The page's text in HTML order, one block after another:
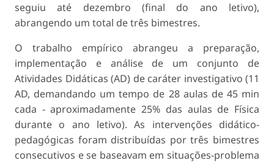
seguiu até dezembro (final do ano letivo),
abrangendo um total de três bimestres.
O trabalho empírico abrangeu a preparação,
implementação e análise de um conjunto de
Atividades Didáticas (AD) de caráter investigativo (11
AD, demandando um tempo de 28 aulas de 45 min
cada - aproximadamente 25% das aulas de Física
durante o ano letivo). As intervenções didático-
pedagógicas foram distribuídas por três bimestres
consecutivos e se baseavam em situações-problema